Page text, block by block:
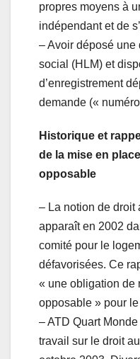
propres moyens à
indépendant et de
– Avoir déposé une
social (HLM) et
d’enregistrement
demande («
Historique et
de la mise en
opposable
– La notion de droit
apparaît en 2002
comité pour le
défavorisées. Ce
« une obligation de
opposable » pour
– ATD Quart
travail sur le droit